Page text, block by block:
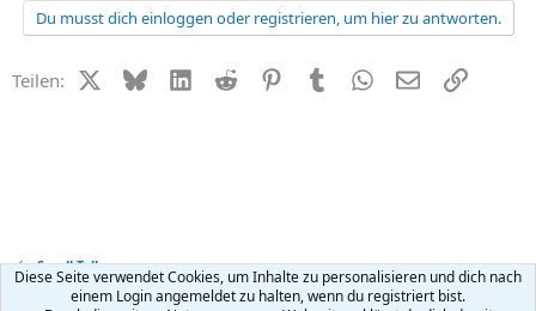
Du musst dich einloggen oder registrieren, um hier zu antworten.
Teilen: X (Twitter)
BlueskyLinkedIn
Reddit PinterestTumblr WhatsApp
E-MailLink
Small Talk
Diese Seite verwendet Cookies, um Inhalte zu personalisieren und dich nach
einem Login angemeldet zu halten, wenn du registriert bist.